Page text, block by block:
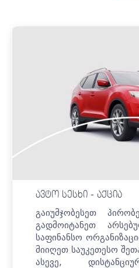
ავტო სესხი - აქცია
გაიუმჯობესეთ
გადმოიტანეთ
საფინანსო
მიიღეთ საუკეთესო
ასევე,